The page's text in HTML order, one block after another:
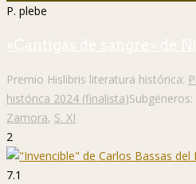
P. plebe
«Cantigas de sangre» de
Premio Hislibris literatura histórica:
histórica 2024 (finalista)Subgéneros:
Zamora, S. XI
2
7.1